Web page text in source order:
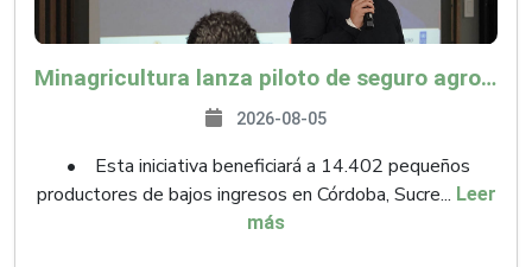
Minagricultura lanza piloto de seguro agropecuario por $9.625 millones para proteger a más de 14.000 pequeños productores contra riesgos del Fenómeno de El Niño
2026-08-05
• Esta iniciativa beneficiará a 14.402 pequeños
productores de bajos ingresos en Córdoba, Sucre... Leer
más